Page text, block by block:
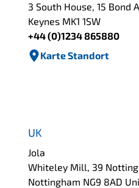
3 South House, 15 Bond
Keynes MK1 1SW
+44 (0)1234 865880
Karte Standort
UK
Jola
Whiteley Mill, 39
Nottingham NG9 8AD